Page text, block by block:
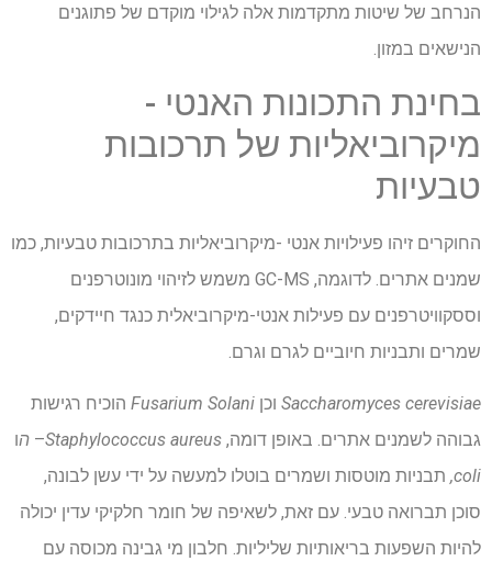
הנרחב של שיטות מתקדמות אלה לגילוי מוקדם של פתוגנים
הנישאים במזון.
בחינת התכונות האנטי -
מיקרוביאליות של תרכובות
טבעיות
החוקרים זיהו פעילויות אנטי -מיקרוביאליות בתרכובות טבעיות, כמו
שמנים אתרים. לדוגמה, GC-MS משמש לזיהוי מונוטרפנים
וססקוויטרפנים עם פעילות אנטי-מיקרוביאלית כנגד חיידקים,
שמרים ותבניות חיוביים לגרם וגרם.
Saccharomyces cerevisiae וכן Fusarium Solani הוכיח רגישות
גבוהה לשמנים אתרים. באופן דומה, Staphylococcus aureus
– הו
coli, תבניות מוטסות ושמרים בוטלו למעשה על ידי עשן לבונה,
סוכן תברואה טבעי. עם זאת, לשאיפה של חומר חלקיקי עדין יכולה
להיות השפעות בריאותיות שליליות. חלבון מי גבינה מכוסה עם